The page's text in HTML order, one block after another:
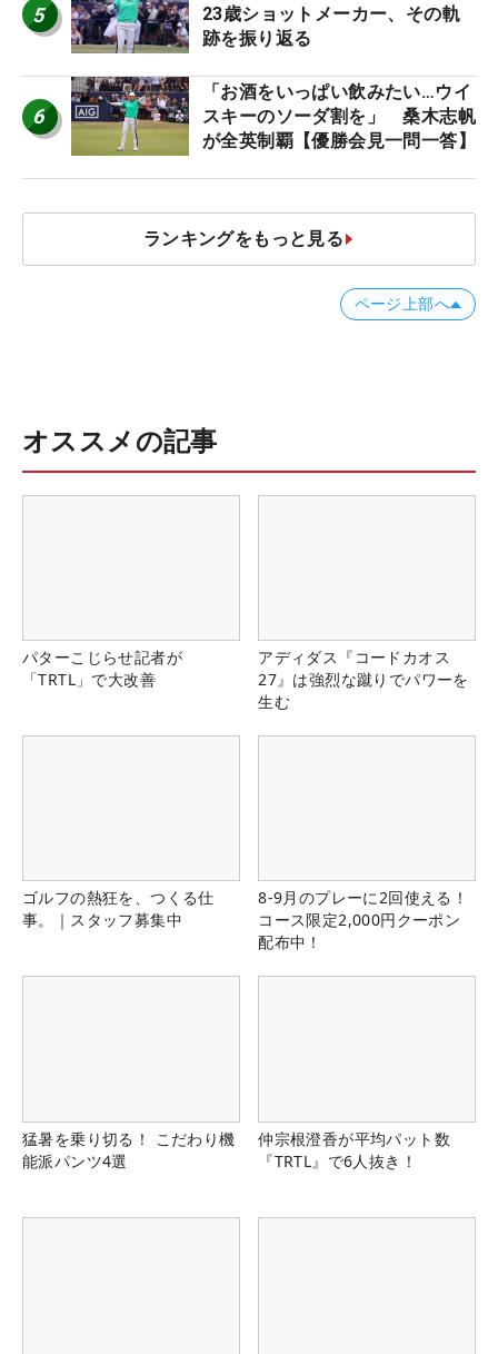
5
23歳ショットメーカー、その軌
跡を振り返る
6
「お酒をいっぱい飲みたい…ウイ
スキーのソーダ割を」 桑木志帆
が全英制覇【優勝会見一問一答】
ランキングをもっと見る
ページ上部へ
オススメの記事
パターこじらせ記者が
「TRTL」で大改善
アディダス『コードカオス
27』は強烈な蹴りでパワーを
生む
ゴルフの熱狂を、つくる仕
事。｜スタッフ募集中
8-9月のプレーに2回使える！
コース限定2,000円クーポン
配布中！
猛暑を乗り切る！ こだわり機
能派パンツ4選
仲宗根澄香が平均パット数
『TRTL』で6人抜き！